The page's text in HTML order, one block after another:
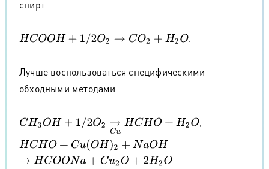
спирт
HCOOH+1/2O2 →CO2+ H2O .
Лучше воспользоваться специфическими
обходными методами
CH3OH+1/2O 2→CuH CHO +H2O
HCHO+Cu(O H)2+NaOH→H COONa+C